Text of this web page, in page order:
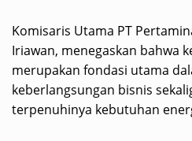
Komisaris Utama PT
Iriawan, menegaskan bahwa
merupakan fondasi utama
keberlangsungan bisnis
terpenuhinya kebutuhan